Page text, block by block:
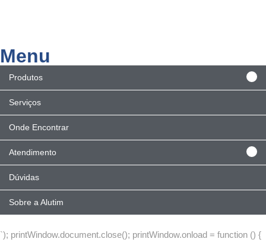
Menu
Produtos
Serviços
Onde Encontrar
Atendimento
Dúvidas
Sobre a Alutim
`); printWindow.document.close(); printWindow.onload = function () {